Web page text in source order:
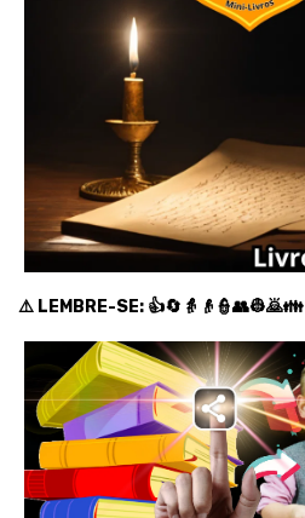
⚠️ LEMBRE-SE: 👍🔄👵👴👮👥👷🙇👪